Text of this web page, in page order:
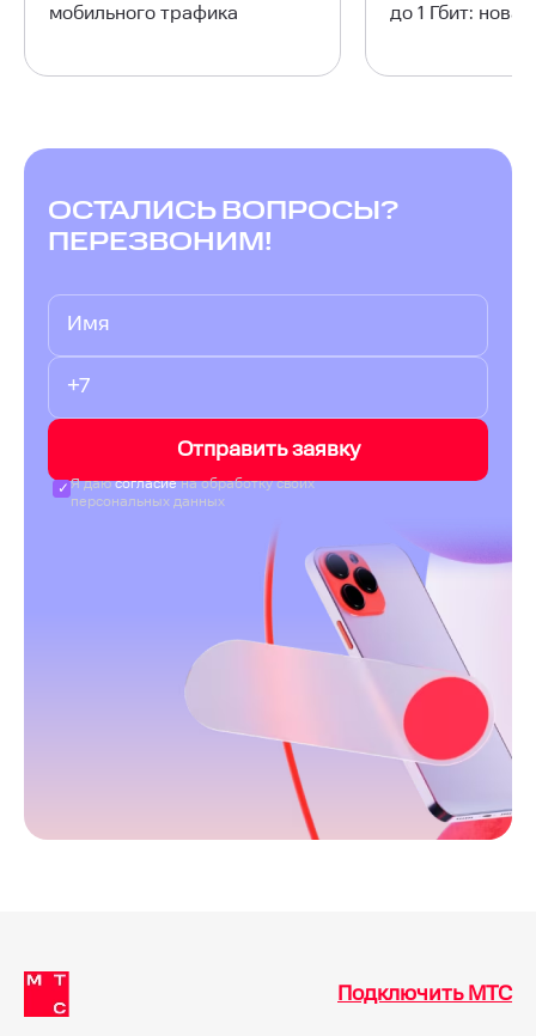
мобильного трафика
до 1 Гбит:
ОСТАЛИСЬ ВОПРОСЫ?
ПЕРЕЗВОНИМ!
Отправить заявку
Я даюсогласиена обработку своих
персональных данных
Подключить МТС